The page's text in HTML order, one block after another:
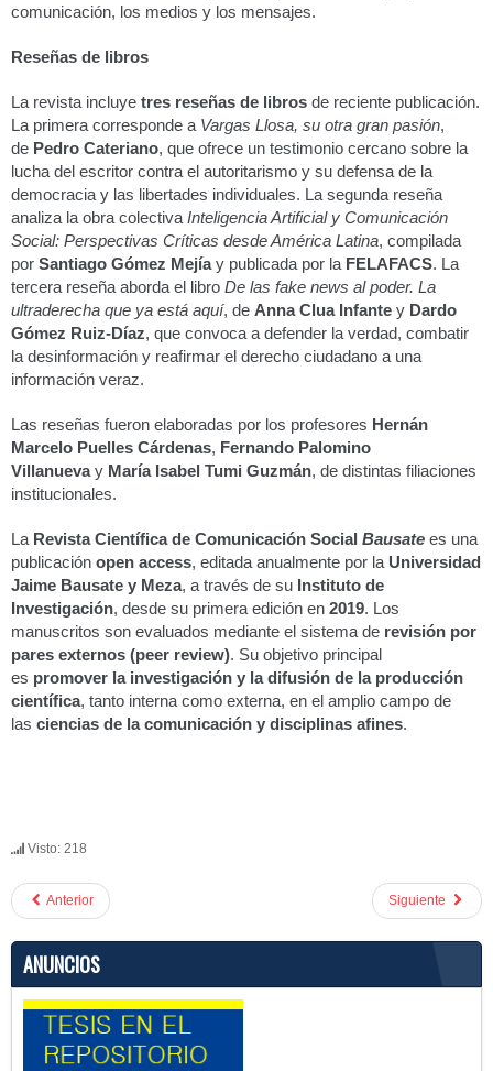
comunicación, los medios y los mensajes.
Reseñas de libros
La revista incluye tres reseñas de libros de reciente publicación.
La primera corresponde a Vargas Llosa, su otra gran pasión,
de Pedro Cateriano, que ofrece un testimonio cercano sobre la
lucha del escritor contra el autoritarismo y su defensa de la
democracia y las libertades individuales. La segunda reseña
analiza la obra colectiva Inteligencia Artificial y Comunicación
Social: Perspectivas Críticas desde América Latina, compilada
por Santiago Gómez Mejíay publicada por la FELAFACS. La
tercera reseña aborda el libro De las fake news al poder. La
ultraderecha que ya está aquí, de Anna Clua Infante y Dardo
Gómez Ruiz-Díaz, que convoca a defender la verdad, combatir
la desinformación y reafirmar el derecho ciudadano a una
información veraz.
Las reseñas fueron elaboradas por los profesores Hernán
Marcelo Puelles Cárdenas, Fernando Palomino
Villanuevay María Isabel Tumi Guzmán, de distintas filiaciones
institucionales.
La Revista Científica de Comunicación Social Bausate es una
publicación open access, editada anualmente por la Universidad
Jaime Bausate y Meza, a través de su Instituto de
Investigación, desde su primera edición en 2019. Los
manuscritos son evaluados mediante el sistema de revisión por
pares externos (peer review). Su objetivo principal
es promover la investigación y la difusión de la producción
científica, tanto interna como externa, en el amplio campo de
las ciencias de la comunicación y disciplinas afines.
Visto: 218
Anterior Siguiente
ANUNCIOS